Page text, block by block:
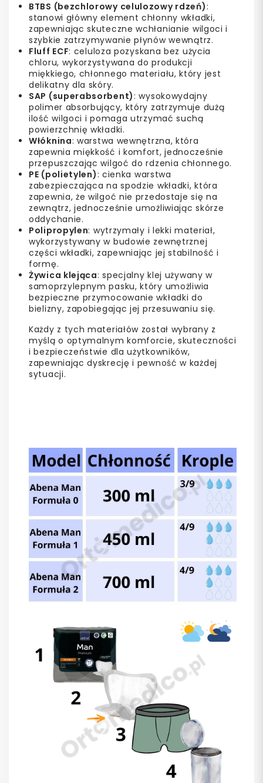
BTBS (bezchlorowy celulozowy rdzeń):
stanowi główny element chłonny wkładki,
zapewniając skuteczne wchłanianie wilgoci i
szybkie zatrzymywanie płynów wewnątrz.
Fluff ECF: celuloza pozyskana bez użycia
chloru, wykorzystywana do produkcji
miękkiego, chłonnego materiału, który jest
delikatny dla skóry.
SAP (superabsorbent): wysokowydajny
polimer absorbujący, który zatrzymuje dużą
ilość wilgoci i pomaga utrzymać suchą
powierzchnię wkładki.
Włóknina: warstwa wewnętrzna, która
zapewnia miękkość i komfort, jednocześnie
przepuszczając wilgoć do rdzenia chłonnego.
PE (polietylen): cienka warstwa
zabezpieczająca na spodzie wkładki, która
zapewnia, że wilgoć nie przedostaje się na
zewnątrz, jednocześnie umożliwiając skórze
oddychanie.
Polipropylen: wytrzymały i lekki materiał,
wykorzystywany w budowie zewnętrznej
części wkładki, zapewniając jej stabilność i
formę.
Żywica klejąca: specjalny klej używany w
samoprzylepnym pasku, który umożliwia
bezpieczne przymocowanie wkładki do
bielizny, zapobiegając jej przesuwaniu się.
Każdy z tych materiałów został wybrany z
myślą o optymalnym komforcie, skuteczności
i bezpieczeństwie dla użytkowników,
zapewniając dyskrecję i pewność w każdej
sytuacji.